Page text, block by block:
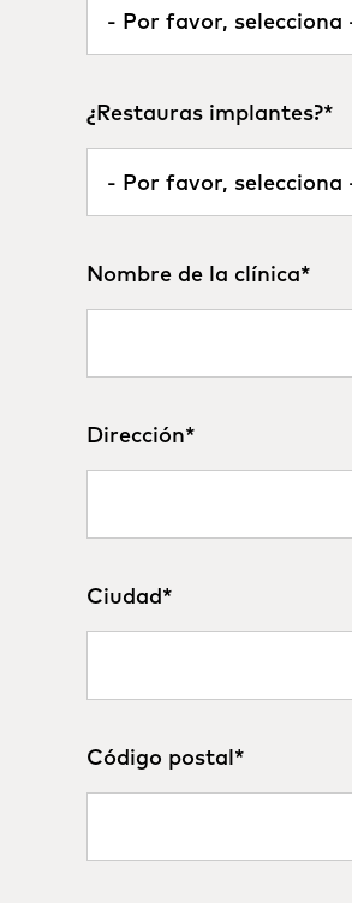
¿Restauras implantes?*
Nombre de la clínica*
Dirección*
Ciudad*
Código postal*